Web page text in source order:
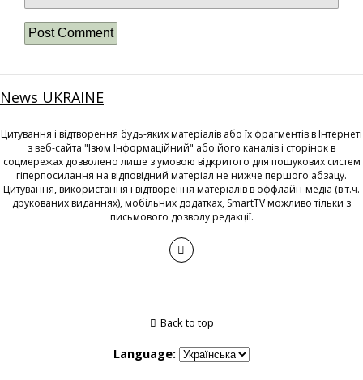
News UKRAINE
Цитування і відтворення будь-яких матеріалів або їх фрагментів в Інтернеті
з веб-сайта "Ізюм Інформаційний" або його каналів і сторінок в
соцмережах дозволено лише з умовою відкритого для пошукових систем
гіперпосилання на відповідний матеріал не нижче першого абзацу.
Цитування, використання і відтворення матеріалів в оффлайн-медіа (в т.ч.
друкованих виданнях), мобільних додатках, SmartTV можливо тільки з
письмового дозволу редакції.
Back to top
Language: